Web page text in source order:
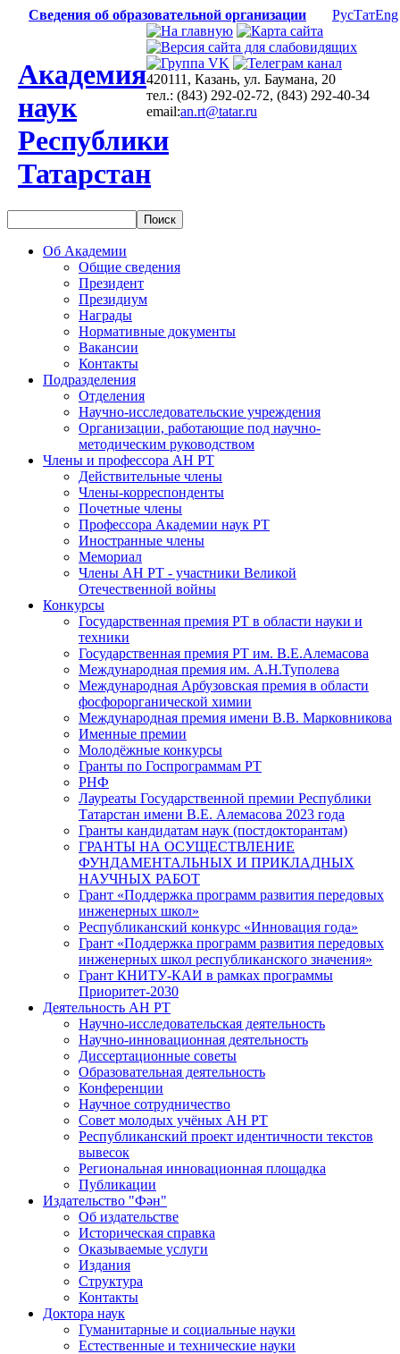
Сведения об образовательной организации РусТатEng
Академия
наук
Республики
Татарстан
420111, Казань, ул. Баумана, 20
тел.: (843) 292-02-72, (843) 292-40-34
email:an.rt@tatar.ru
Об Академии
Общие сведения
Президент
Президиум
Награды
Нормативные документы
Вакансии
Контакты
Подразделения
Отделения
Научно-исследовательские учреждения
Организации, работающие под научно-
методическим руководством
Члены и профессора АН РТ
Действительные члены
Члены-корреспонденты
Почетные члены
Профессора Академии наук РТ
Иностранные члены
Мемориал
Члены АН РТ - участники Великой
Отечественной войны
Конкурсы
Государственная премия РТ в области науки и
техники
Государственная премия РТ им. В.Е.Алемасова
Международная премия им. А.Н.Туполева
Международная Арбузовская премия в области
фосфорорганической химии
Международная премия имени В.В. Марковникова
Именные премии
Молодёжные конкурсы
Гранты по Госпрограммам РТ
РНФ
Лауреаты Государственной премии Республики
Татарстан имени В.Е. Алемасова 2023 года
Гранты кандидатам наук (постдокторантам)
ГРАНТЫ НА ОСУЩЕСТВЛЕНИЕ
ФУНДАМЕНТАЛЬНЫХ И ПРИКЛАДНЫХ
НАУЧНЫХ РАБОТ
Грант «Поддержка программ развития передовых
инженерных школ»
Республиканский конкурс «Инновация года»
Грант «Поддержка программ развития передовых
инженерных школ республиканского значения»
Грант КНИТУ-КАИ в рамках программы
Приоритет-2030
Деятельность АН РТ
Научно-исследовательская деятельность
Научно-инновационная деятельность
Диссертационные советы
Образовательная деятельность
Конференции
Научное сотрудничество
Совет молодых учёных АН РТ
Республиканский проект идентичности текстов
вывесок
Региональная инновационная площадка
Публикации
Издательство "Фән"
Об издательстве
Историческая справка
Оказываемые услуги
Издания
Структура
Контакты
Доктора наук
Гуманитарные и социальные науки
Естественные и технические науки